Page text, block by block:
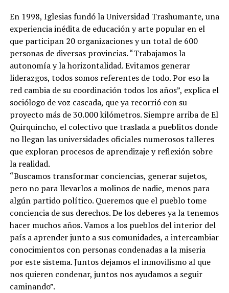
En 1998, Iglesias fundó la Universidad Trashumante, una
experiencia inédita de educación y arte popular en el
que participan 20 organizaciones y un total de 600
personas de diversas provincias. “Trabajamos la
autonomía y la horizontalidad. Evitamos generar
liderazgos, todos somos referentes de todo. Por eso la
red cambia de su coordinación todos los años”, explica el
sociólogo de voz cascada, que ya recorrió con su
proyecto más de 30.000 kilómetros. Siempre arriba de El
Quirquincho, el colectivo que traslada a pueblitos donde
no llegan las universidades oficiales numerosos talleres
que exploran procesos de aprendizaje y reflexión sobre
la realidad.
“Buscamos transformar conciencias, generar sujetos,
pero no para llevarlos a molinos de nadie, menos para
algún partido político. Queremos que el pueblo tome
conciencia de sus derechos. De los deberes ya la tenemos
hacer muchos años. Vamos a los pueblos del interior del
país a aprender junto a sus comunidades, a intercambiar
conocimientos con personas condenadas a la miseria
por este sistema. Juntos dejamos el inmovilismo al que
nos quieren condenar, juntos nos ayudamos a seguir
caminando”.